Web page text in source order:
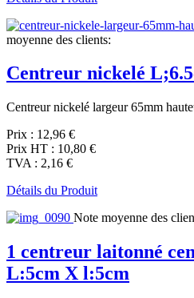
moyenne des clients:
Centreur nickelé
Centreur nickelé largeur 65mm
Prix : 12,96 €
Prix HT : 10,80 €
TVA : 2,16 €
Détails du Produit
Note moyenne des
1 centreur laitonné
L:5cm X l:5cm